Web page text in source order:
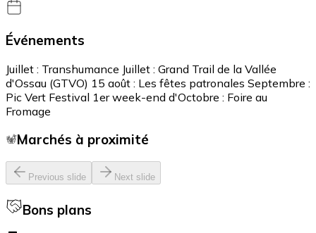
Événements
Juillet : Transhumance Juillet : Grand Trail de la Vallée
d'Ossau (GTVO) 15 août : Les fêtes patronales Septembre :
Pic Vert Festival 1er week-end d'Octobre : Foire au
Fromage
Marchés à proximité
Previous slide Next slide
Bons plans